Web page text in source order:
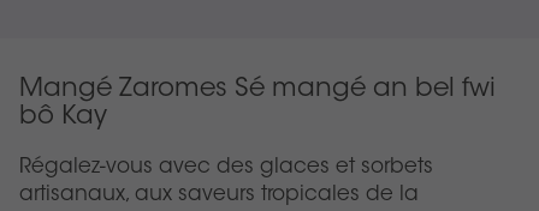
Mangé Zaromes Sé mangé an bel fwi
bô Kay
Régalez-vous avec des glaces et sorbets
artisanaux, aux saveurs tropicales de la